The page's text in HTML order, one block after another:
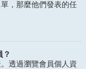
，那麼他們發表的任
？
透過瀏覽會員個人資